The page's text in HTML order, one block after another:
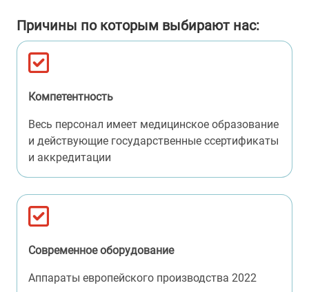
Причины по которым выбирают нас:
Компетентность
Весь персонал имеет медицинское образование
и действующие государственные cсертификаты
и аккредитации
Современное оборудование
Аппараты европейского производства 2022